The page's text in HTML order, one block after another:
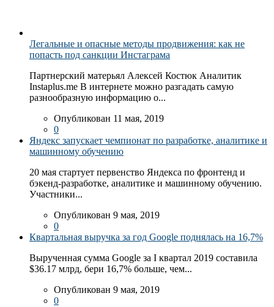
Легальные и опасные методы продвижения: как не
попасть под санкции Инстаграма
Партнерский матерьял Алексей Костюк Аналитик
Instaplus.me В интернете можно разгадать самую
разнообразную информацию о...
Опубликован 11 мая, 2019
0
Яндекс запускает чемпионат по разработке, аналитике и
машинному обучению
20 мая стартует первенство Яндекса по фронтенд и
бэкенд-разработке, аналитике и машинному обучению.
Участники...
Опубликован 9 мая, 2019
0
Квартальная выручка за год Google поднялась на 16,7%
Вырученная сумма Google за I квартал 2019 составила
$36.17 млрд, бери 16,7% больше, чем...
Опубликован 9 мая, 2019
0